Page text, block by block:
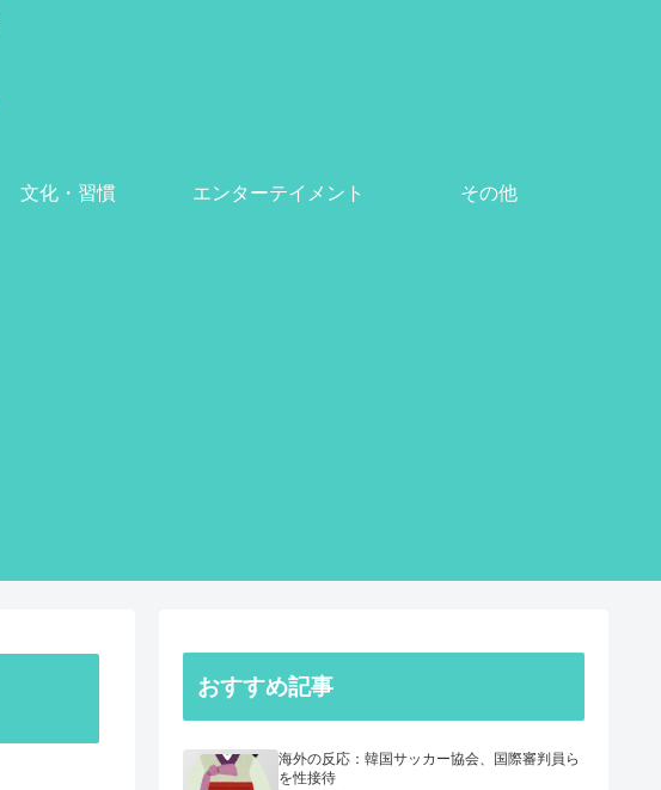
文化・習慣 エンターテイメント その他
おすすめ記事
海外の反応：韓国サッカー協会、国際審判員ら
を性接待